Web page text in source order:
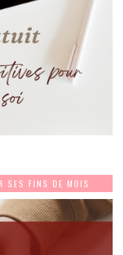
SES FINS DE MOIS